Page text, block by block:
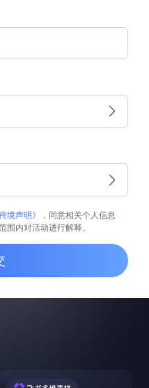
境声明》
，同意相关个人信息
围内对活动进行解释。